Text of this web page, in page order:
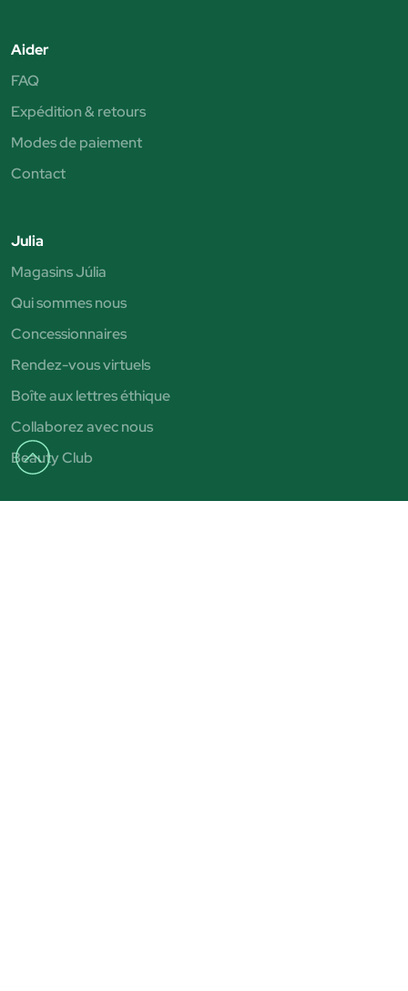
Aider
FAQ
Expédition & retours
Modes de paiement
Contact
Julia
Magasins Júlia
Qui sommes nous
Concessionnaires
Rendez-vous virtuels
Boîte aux lettres éthique
Collaborez avec nous
Beauty Club